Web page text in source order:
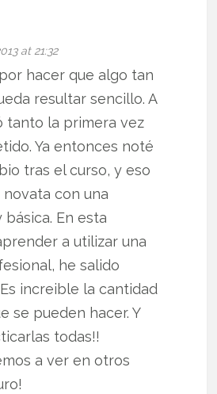
at 21:32
hacer que algo tan
resultar sencillo. A
tanto la primera vez
Ya entonces noté
tras el curso, y eso
novata con una
básica. En esta
a utilizar una
he salido
increible la cantidad
se pueden hacer. Y
todas!!
a ver en otros